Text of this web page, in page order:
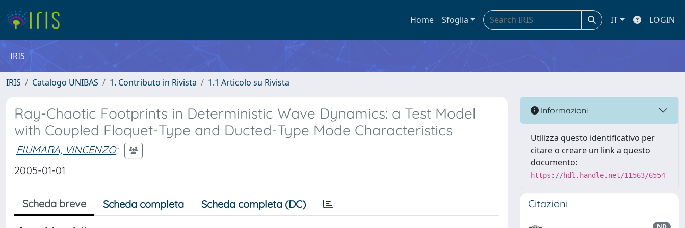
Home Sfoglia IT LOGIN
IRIS
IRIS Catalogo UNIBAS 1. Contributo in Rivista 1.1 Articolo su Rivista
Ray-Chaotic Footprints in Deterministic Wave Dynamics: a Test Model
with Coupled Floquet-Type and Ducted-Type Mode Characteristics
FIUMARA, VINCENZO;
2005-01-01
Scheda breve Scheda completa Scheda completa (DC)
Informazioni
Utilizza questo identificativo per
citare o creare un link a questo
documento:
https://hdl.handle.net/11563/6554
Citazioni